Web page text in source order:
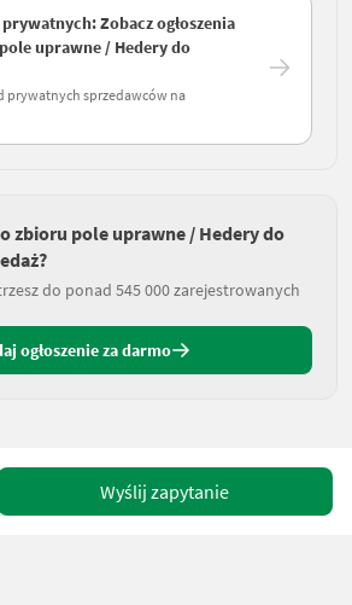
Zobacz ogłoszenia
uprawne / Hedery do
prywatnych sprzedawców na
zbioru pole uprawne / Hedery do
do ponad 545 000 zarejestrowanych
ogłoszenie za darmo
Wyślij zapytanie